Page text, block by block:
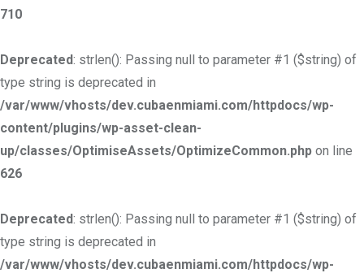
710
Deprecated: strlen(): Passing null to parameter #1 ($string) of
type string is deprecated in
/var/www/vhosts/dev.cubaenmiami.com/httpdocs/wp-
content/plugins/wp-asset-clean-
up/classes/OptimiseAssets/OptimizeCommon.php on line
626
Deprecated: strlen(): Passing null to parameter #1 ($string) of
type string is deprecated in
/var/www/vhosts/dev.cubaenmiami.com/httpdocs/wp-